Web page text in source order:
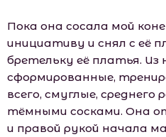
Пока она сосала мой
инициативу и снял с её
бретельку её платья. Из
сформированные,
всего, смуглые, среднего
тёмными сосками. Она
и правой рукой начала